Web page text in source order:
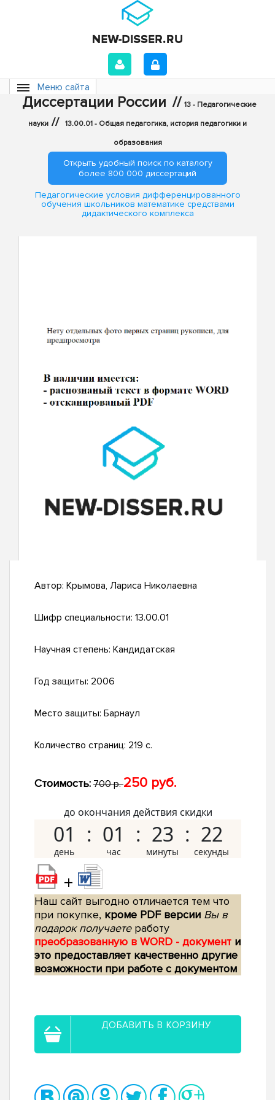
Меню сайта
Диссертации России // 13 - Педагогические
науки // 13.00.01 - Общая педагогика, история педагогики и
образования
Открыть удобный поиск по каталогу
более 800 000 диссертаций
Педагогические условия дифференцированного
обучения школьников математике средствами
дидактического комплекса
Автор: Крымова, Лариса Николаевна
Шифр специальности: 13.00.01
Научная степень: Кандидатская
Год защиты: 2006
Место защиты: Барнаул
Количество страниц: 219 с.
Стоимость: 700 р.250 руб.
до окончания действия скидки
01 01 23 21
+
Наш сайт выгодно отличается тем что
при покупке, кроме PDF версии Вы в
подарок получаетеработу
преобразованную в WORD - документ и
это предоставляет качественно другие
возможности при работе с документом
ДОБАВИТЬ В КОРЗИНУ